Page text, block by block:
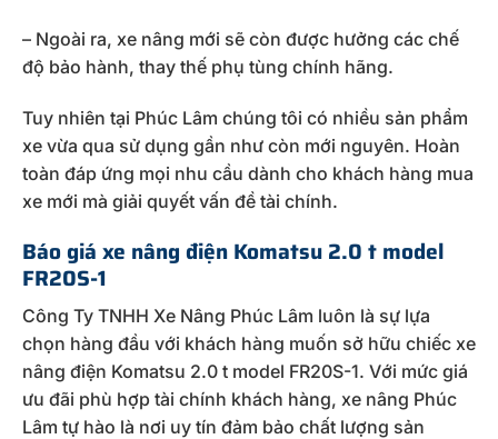
– Ngoài ra, xe nâng mới sẽ còn được hưởng các chế
độ bảo hành, thay thế phụ tùng chính hãng.
Tuy nhiên tại Phúc Lâm chúng tôi có nhiều sản phẩm
xe vừa qua sử dụng gần như còn mới nguyên. Hoàn
toàn đáp ứng mọi nhu cầu dành cho khách hàng mua
xe mới mà giải quyết vấn đề tài chính.
Báo giá xe nâng điện Komatsu 2.0 t model
FR20S-1
Công Ty TNHH Xe Nâng Phúc Lâm luôn là sự lựa
chọn hàng đầu với khách hàng muốn sở hữu chiếc xe
nâng điện Komatsu 2.0 t model FR20S-1. Với mức giá
ưu đãi phù hợp tài chính khách hàng, xe nâng Phúc
Lâm tự hào là nơi uy tín đảm bảo chất lượng sản